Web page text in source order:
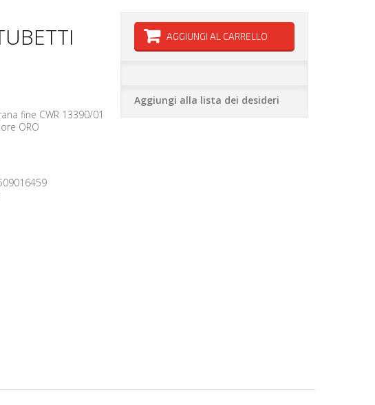
fine CWR 13390/01
ORO
AGGIUNGI AL CARRELLO
Aggiungi alla lista dei desideri